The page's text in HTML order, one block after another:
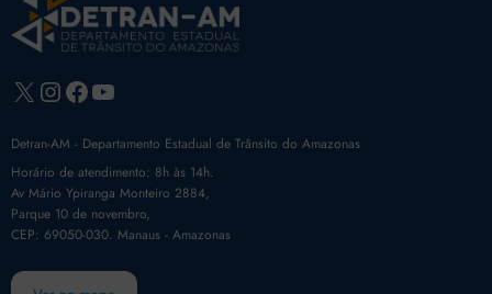
X Instagram
Facebook
Youtube
Detran-AM - Departamento Estadual de Trânsito do Amazonas
Horário de atendimento: 8h às 14h.
Av Mário Ypiranga Monteiro 2884,
Parque 10 de novembro,
CEP: 69050-030. Manaus - Amazonas